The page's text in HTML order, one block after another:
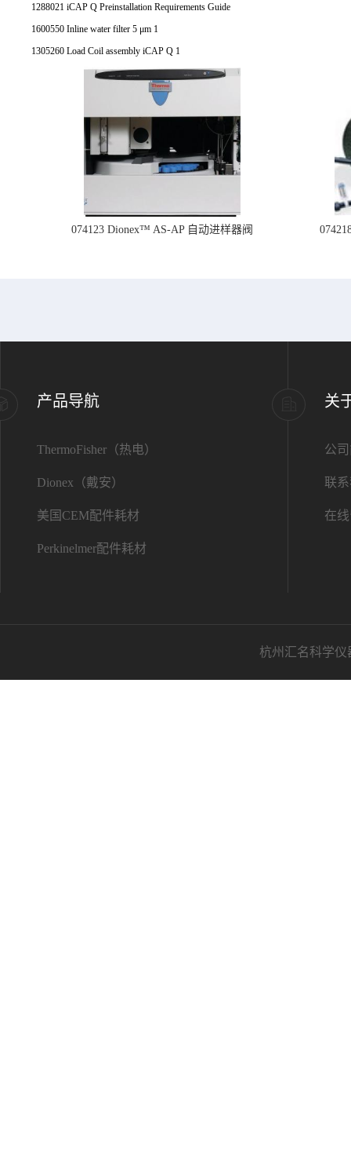
1288021 iCAP Q Preinstallation Requirements Guide
1600550 Inline water filter 5 μm 1
1305260 Load Coil assembly iCAP Q 1
074123 Dionex™ AS-AP 自动进样器阀
产品导航
ThermoFisher（热电）
Dionex（戴安）
美国CEM配件耗材
Perkinelmer配件耗材
关
公
联
在
杭州汇名科学仪